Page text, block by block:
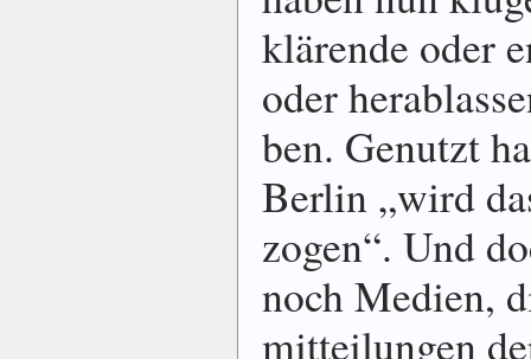
klärende oder
oder
ben. Ge­nutzt
Berlin „wird
zogen“. Und
noch Medien,
mit­teilun­gen